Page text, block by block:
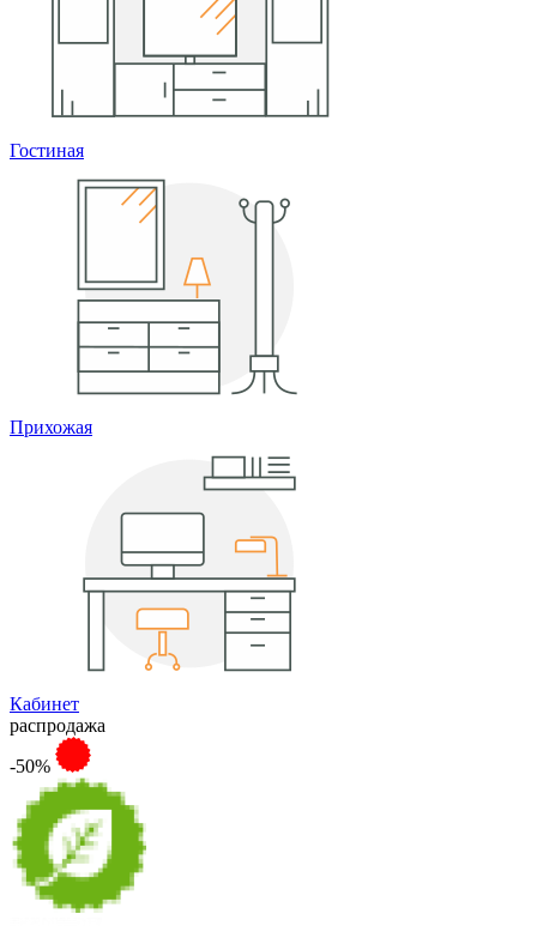
Гостиная
Прихожая
Кабинет
распродажа
-50%